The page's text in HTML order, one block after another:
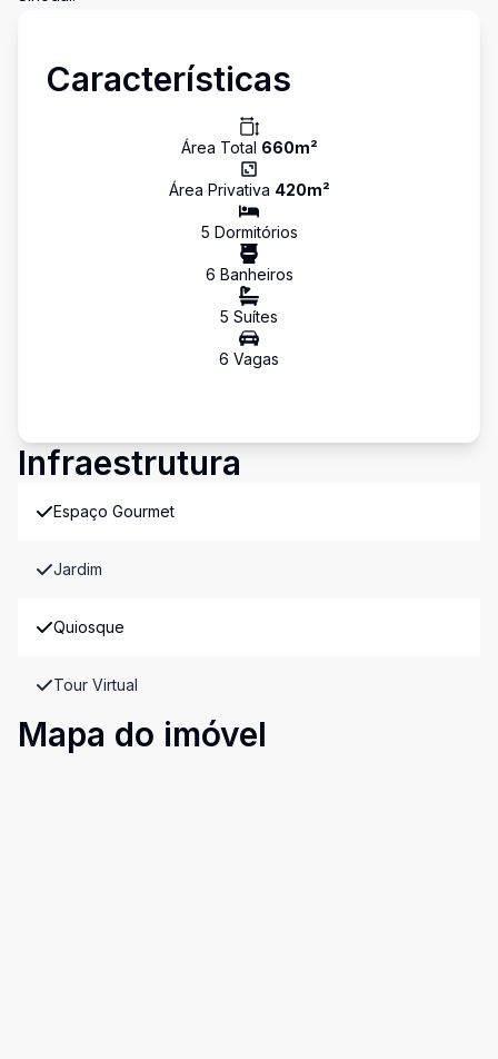
Características
Área Total 660m²
Área Privativa 420m²
5 Dormitórios
6 Banheiros
5 Suítes
6 Vagas
Infraestrutura
Espaço Gourmet
Jardim
Quiosque
Tour Virtual
Mapa do imóvel